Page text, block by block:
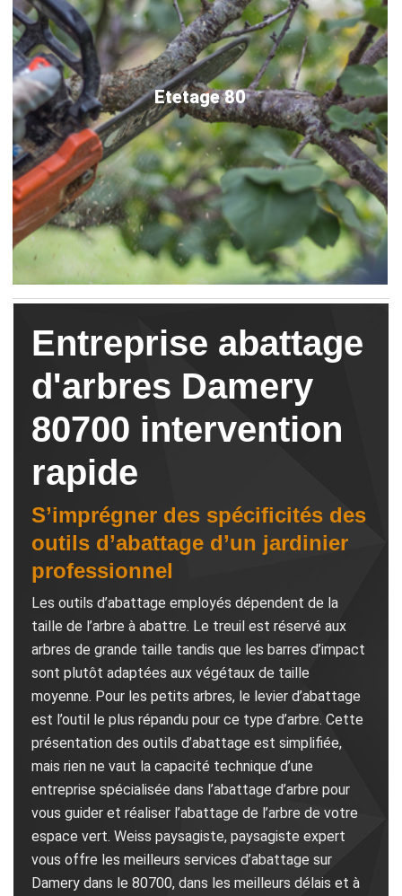
Etetage 80
Entreprise abattage
d'arbres Damery
80700 intervention
rapide
S’imprégner des spécificités des
outils d’abattage d’un jardinier
professionnel
Les outils d’abattage employés dépendent de la
taille de l’arbre à abattre. Le treuil est réservé aux
arbres de grande taille tandis que les barres d’impact
sont plutôt adaptées aux végétaux de taille
moyenne. Pour les petits arbres, le levier d’abattage
est l’outil le plus répandu pour ce type d’arbre. Cette
présentation des outils d’abattage est simplifiée,
mais rien ne vaut la capacité technique d’une
entreprise spécialisée dans l’abattage d’arbre pour
vous guider et réaliser l’abattage de l’arbre de votre
espace vert. Weiss paysagiste, paysagiste expert
vous offre les meilleurs services d’abattage sur
Damery dans le 80700, dans les meilleurs délais et à